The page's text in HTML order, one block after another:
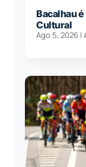
Bacalhau
Cultural
Ago 5, 2026 |